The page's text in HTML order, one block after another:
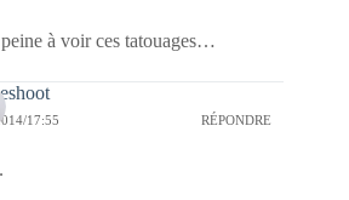
à voir ces tatouages…
17:55 RÉPONDRE